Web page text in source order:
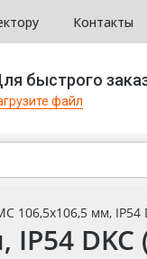
Контакты
быстрого
файл
мм, IP54
DKC